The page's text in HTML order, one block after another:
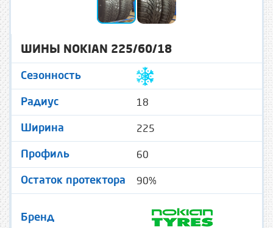
ШИНЫ NOKIAN 225/60/18
Сезонность
Радиус 18
Ширина 225
Профиль 60
Остаток протектора 90%
Бренд